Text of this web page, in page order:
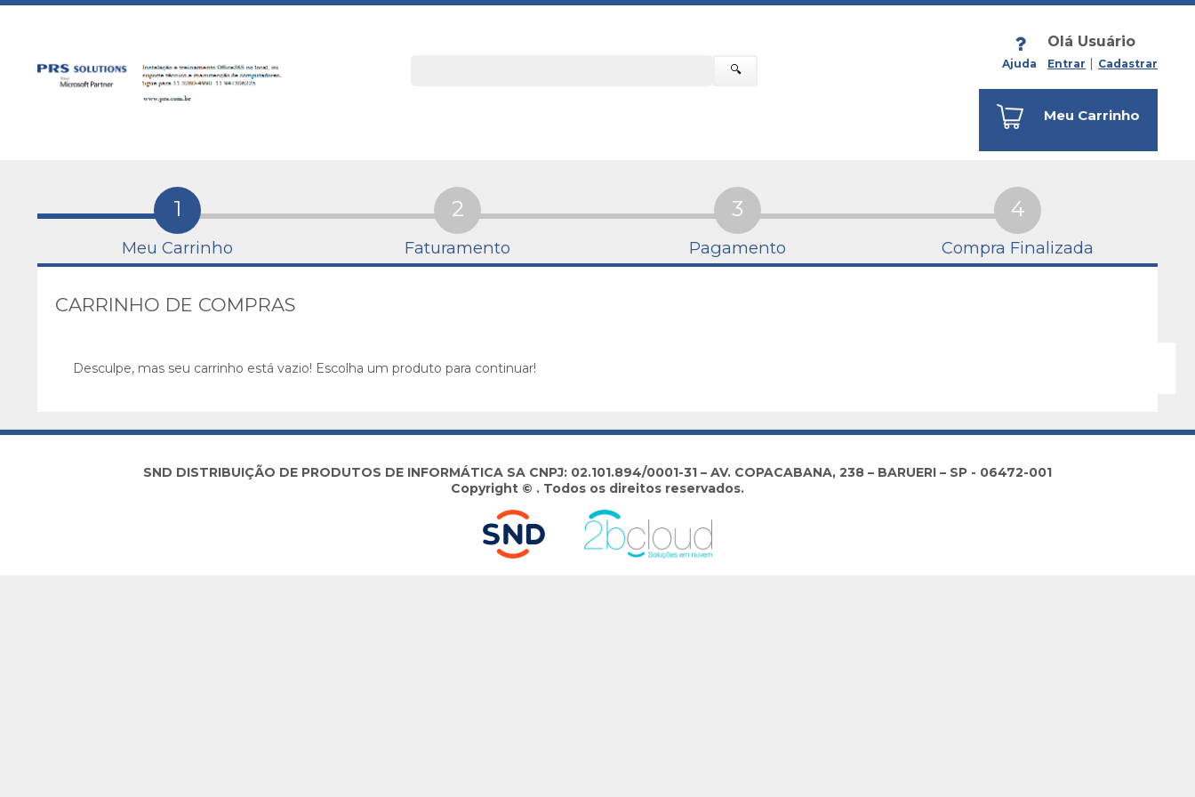
🔍 Ajuda
Olá Usuário
Entrar Cadastrar
Meu Carrinho
1
Meu Carrinho
2
Faturamento
3
Pagamento
4
Compra Finalizada
CARRINHO DE COMPRAS
Desculpe, mas seu carrinho está vazio! Escolha um produto para continuar!
SND DISTRIBUIÇÃO DE PRODUTOS DE INFORMÁTICA SA CNPJ: 02.101.894/0001-31 – AV. COPACABANA, 238 – BARUERI – SP - 06472-001
Copyright © . Todos os direitos reservados.